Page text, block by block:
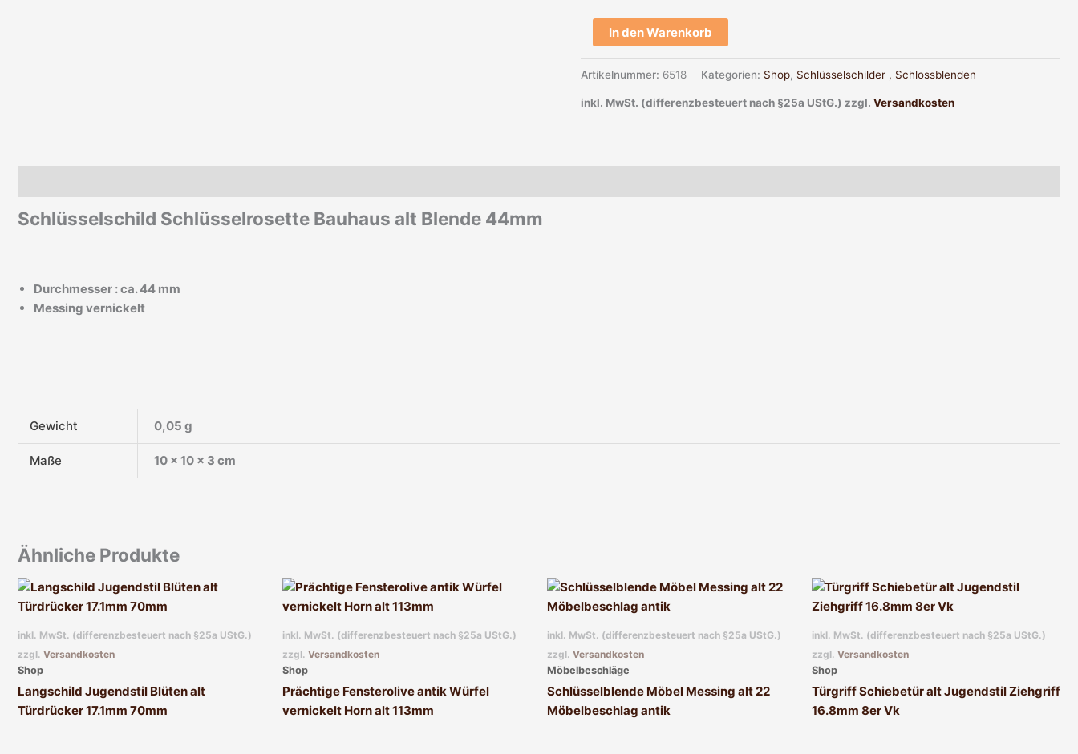
In den Warenkorb
Artikelnummer: 6518 Kategorien: Shop, Schlüsselschilder , Schlossblenden
inkl. MwSt. (differenzbesteuert nach §25a UStG.) zzgl. Versandkosten
Schlüsselschild Schlüsselrosette Bauhaus alt Blende 44mm
Durchmesser : ca. 44 mm
Messing vernickelt
Gewicht 0,05 g
Maße 10 × 10 × 3 cm
Ähnliche Produkte
inkl. MwSt. (differenzbesteuert nach §25a UStG.)
zzgl. Versandkosten
Shop
Langschild Jugendstil Blüten alt
Türdrücker 17.1mm 70mm
inkl. MwSt. (differenzbesteuert nach §25a UStG.)
zzgl. Versandkosten
Shop
Prächtige Fensterolive antik Würfel
vernickelt Horn alt 113mm
inkl. MwSt. (differenzbesteuert nach §25a UStG.)
zzgl. Versandkosten
Möbelbeschläge
Schlüsselblende Möbel Messing alt 22
Möbelbeschlag antik
inkl. MwSt. (differenzbesteuert nach §25a UStG.)
zzgl. Versandkosten
Shop
Türgriff Schiebetür alt Jugendstil Ziehgriff
16.8mm 8er Vk